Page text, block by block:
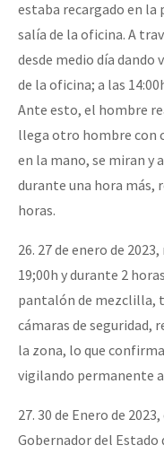
estaba recargado en la
salía de la oficina. A
desde medio día dando
de la oficina; a las
Ante esto, el hombre
llega otro hombre con
en la mano, se miran y
durante una hora más,
horas.
26. 27 de enero de
19;00h y durante 2
pantalón de mezclilla,
cámaras de seguridad,
la zona, lo que
vigilando permanente
27. 30 de Enero de
Gobernador del Estado